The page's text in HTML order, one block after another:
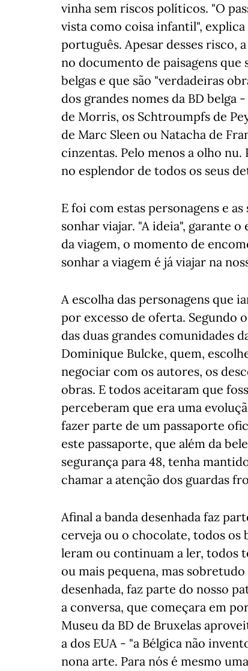
vinha sem riscos políticos. "O
vista como coisa infantil",
português. Apesar desses risco,
no documento de paisagens que
belgas e que são "verdadeiras
dos grandes nomes da BD
de Morris, os Schtroumpfs de
de Marc Sleen ou Natacha de
cinzentas. Pelo menos a olho
no esplendor de todos os seus
E foi com estas personagens e
sonhar viajar. "A ideia", garante
da viagem, o momento de
sonhar a viagem é já viajar na
A escolha das personagens que
por excesso de oferta. Segundo
das duas grandes comunidades
Dominique Bulcke, quem,
negociar com os autores, os
obras. E todos aceitaram que
perceberam que era uma
fazer parte de um passaporte
este passaporte, que além da
segurança para 48, tenha
chamar a atenção dos guardas
Afinal a banda desenhada faz
cerveja ou o chocolate, todos os
leram ou continuam a ler, todos
ou mais pequena, mas
desenhada, faz parte do nosso
a conversa, que começara em
Museu da BD de Bruxelas
a dos EUA - "a Bélgica não
nona arte. Para nós é mesmo